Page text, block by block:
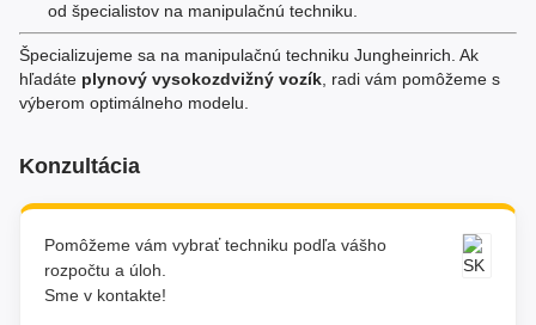
od špecialistov na manipulačnú techniku.
Špecializujeme sa na manipulačnú techniku Jungheinrich. Ak
hľadáte plynový vysokozdvižný vozík , radi vám pomôžeme s
výberom optimálneho modelu.
Konzultácia
Pomôžeme vám vybrať techniku podľa vášho
rozpočtu a úloh.
Sme v kontakte!